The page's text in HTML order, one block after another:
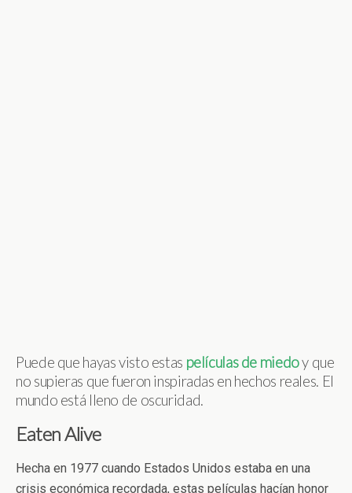
Puede que hayas visto estas películas de miedoy que
no supieras que fueron inspiradas en hechos reales. El
mundo está lleno de oscuridad.
Eaten Alive
Hecha en 1977 cuando Estados Unidos estaba en una
crisis económica recordada, estas películas hacían honor